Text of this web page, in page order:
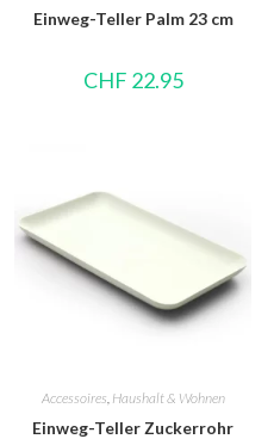
Einweg-Teller Palm 23 cm
CHF 22.95
Accessoires Haushalt & Wohnen
Einweg-Teller Zuckerrohr